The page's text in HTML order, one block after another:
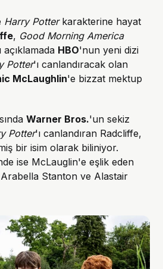
Harry Potterkarakterine hayat
, Good Morning America
açıklamada HBO'nun yeni dizi
Potter'ı canlandıracak olan
McLaughlin'e bizzat mektup
Warner Bros.'un sekiz
Potter'ı canlandıran Radcliffe,
bir isim olarak biliniyor.
ise McLauglin'e eşlik eden
Stanton ve Alastair